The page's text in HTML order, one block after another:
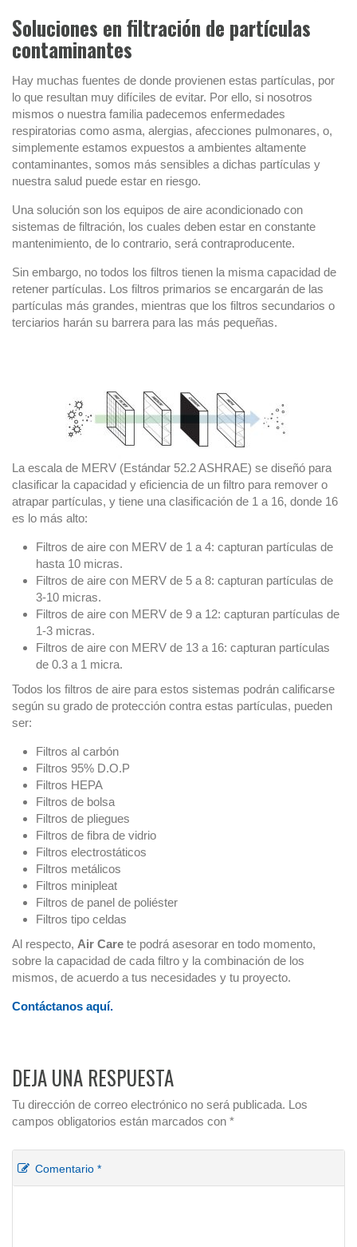
Soluciones en filtración de partículas
contaminantes
Hay muchas fuentes de donde provienen estas partículas, por
lo que resultan muy difíciles de evitar. Por ello, si nosotros
mismos o nuestra familia padecemos enfermedades
respiratorias como asma, alergias, afecciones pulmonares, o,
simplemente estamos expuestos a ambientes altamente
contaminantes, somos más sensibles a dichas partículas y
nuestra salud puede estar en riesgo.
Una solución son los equipos de aire acondicionado con
sistemas de filtración, los cuales deben estar en constante
mantenimiento, de lo contrario, será contraproducente.
Sin embargo, no todos los filtros tienen la misma capacidad de
retener partículas. Los filtros primarios se encargarán de las
partículas más grandes, mientras que los filtros secundarios o
terciarios harán su barrera para las más pequeñas.
La escala de MERV (Estándar 52.2 ASHRAE) se diseñó para
clasificar la capacidad y eficiencia de un filtro para remover o
atrapar partículas, y tiene una clasificación de 1 a 16, donde 16
es lo más alto:
Filtros de aire con MERV de 1 a 4: capturan partículas de
hasta 10 micras.
Filtros de aire con MERV de 5 a 8: capturan partículas de
3-10 micras.
Filtros de aire con MERV de 9 a 12: capturan partículas de
1-3 micras.
Filtros de aire con MERV de 13 a 16: capturan partículas
de 0.3 a 1 micra.
Todos los filtros de aire para estos sistemas podrán calificarse
según su grado de protección contra estas partículas, pueden
ser:
Filtros al carbón
Filtros 95% D.O.P
Filtros HEPA
Filtros de bolsa
Filtros de pliegues
Filtros de fibra de vidrio
Filtros electrostáticos
Filtros metálicos
Filtros minipleat
Filtros de panel de poliéster
Filtros tipo celdas
Al respecto, Air Care te podrá asesorar en todo momento,
sobre la capacidad de cada filtro y la combinación de los
mismos, de acuerdo a tus necesidades y tu proyecto.
Contáctanos aquí.
DEJA UNA RESPUESTA
Tu dirección de correo electrónico no será publicada. Los
campos obligatorios están marcados con *
Comentario *